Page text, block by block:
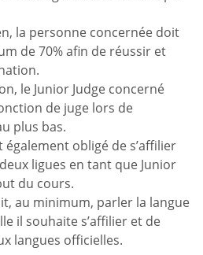
la personne concernée doit
de 70% afin de réussir et
le Junior Judge concerné
de juge lors de
plus bas.
également obligé de s’affilier
ligues en tant que Junior
du cours.
au minimum, parler la langue
il souhaite s’affilier et de
langues officielles.